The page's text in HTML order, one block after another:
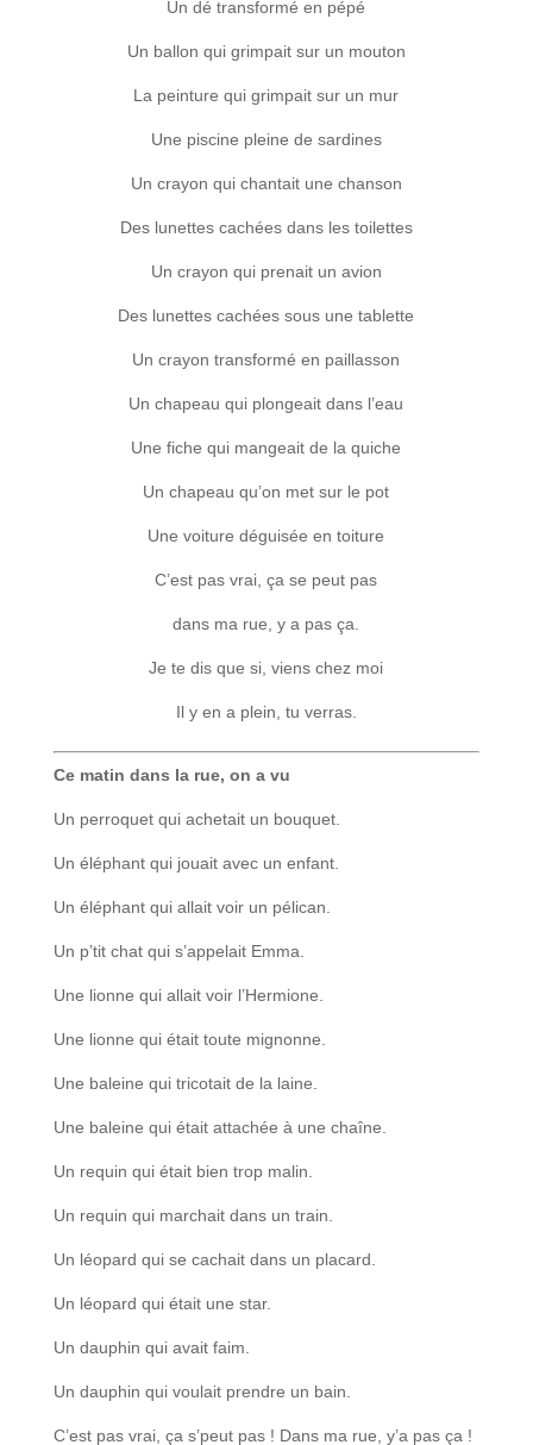
Un dé transformé en pépé
Un ballon qui grimpait sur un mouton
La peinture qui grimpait sur un mur
Une piscine pleine de sardines
Un crayon qui chantait une chanson
Des lunettes cachées dans les toilettes
Un crayon qui prenait un avion
Des lunettes cachées sous une tablette
Un crayon transformé en paillasson
Un chapeau qui plongeait dans l’eau
Une fiche qui mangeait de la quiche
Un chapeau qu’on met sur le pot
Une voiture déguisée en toiture
C’est pas vrai, ça se peut pas
dans ma rue, y a pas ça.
Je te dis que si, viens chez moi
Il y en a plein, tu verras.
Ce matin dans la rue, on a vu
Un perroquet qui achetait un bouquet.
Un éléphant qui jouait avec un enfant.
Un éléphant qui allait voir un pélican.
Un p’tit chat qui s’appelait Emma.
Une lionne qui allait voir l’Hermione.
Une lionne qui était toute mignonne.
Une baleine qui tricotait de la laine.
Une baleine qui était attachée à une chaîne.
Un requin qui était bien trop malin.
Un requin qui marchait dans un train.
Un léopard qui se cachait dans un placard.
Un léopard qui était une star.
Un dauphin qui avait faim.
Un dauphin qui voulait prendre un bain.
C’est pas vrai, ça s’peut pas ! Dans ma rue, y’a pas ça !